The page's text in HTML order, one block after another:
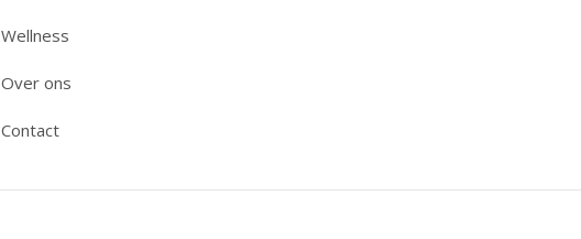
Wellness
Over ons
Contact